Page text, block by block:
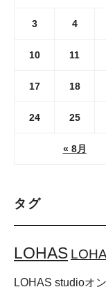
« 8月
3 4
10 11
17 18
24 25
タグ
LOHAS
LOHAS studioオ